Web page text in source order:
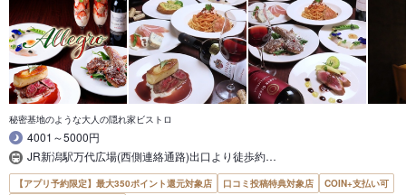
秘密基地のような大人の隠れ家ビストロ
4001～5000円
JR新潟駅万代広場(西側連絡通路)出口より徒歩約…
【アプリ予約限定】最大350ポイント還元対象店 口コミ投稿特典対象店
COIN+支払い可